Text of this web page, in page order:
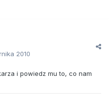
2010
i powiedz mu to, co nam